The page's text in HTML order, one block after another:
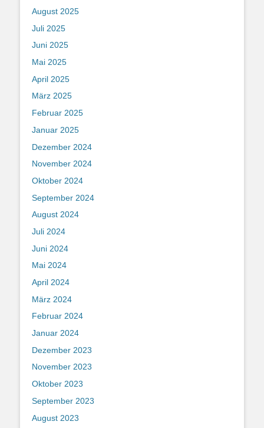
August 2025
Juli 2025
Juni 2025
Mai 2025
April 2025
März 2025
Februar 2025
Januar 2025
Dezember 2024
November 2024
Oktober 2024
September 2024
August 2024
Juli 2024
Juni 2024
Mai 2024
April 2024
März 2024
Februar 2024
Januar 2024
Dezember 2023
November 2023
Oktober 2023
September 2023
August 2023